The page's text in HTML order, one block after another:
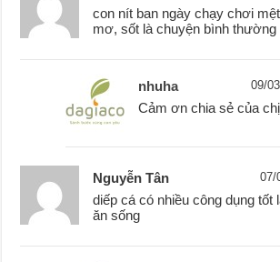
con nít ban ngày chạy chơi
mơ, sốt là chuyện bình thường
nhuha 09/
Cảm ơn chia sẻ của
Nguyễn Tân 07/
diếp cá có nhiều công dụng tốt
ăn sống